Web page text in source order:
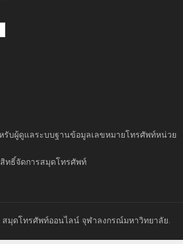
รับผู้ดูแลระบบฐานข้อมูลเลขหมายโทรศัพท์หน่วย
ทธิ์จัดการสมุดโทรศัพท์
สมุดโทรศัพท์ออนไลน์ จุฬาลงกรณ์มหาวิทยาลัย.